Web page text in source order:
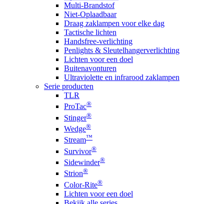
Multi-Brandstof
Niet-Oplaadbaar
Draag zaklampen voor elke dag
Tactische lichten
Handsfree-verlichting
Penlights & Sleutelhangerverlichting
Lichten voor een doel
Buitenavonturen
Ultraviolette en infrarood zaklampen
Serie producten
TLR
ProTac®
Stinger®
Wedge®
Stream™
Survivor®
Sidewinder®
Strion®
Color-Rite®
Lichten voor een doel